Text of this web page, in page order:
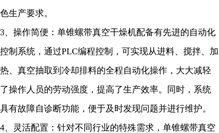
色生产要求。
3、操作简便：单锥螺带真空干燥机配备有先进的自动化
控制系统，通过PLC编程控制，可实现从进料、搅拌、加
热、真空抽取到冷却排料的全程自动化操作，大大减轻
了操作人员的劳动强度，提高了生产效率。同时，系统
具有故障自诊断功能，便于及时发现问题并进行维护。
4、灵活配置：针对不同行业的特殊需求，单锥螺带真空